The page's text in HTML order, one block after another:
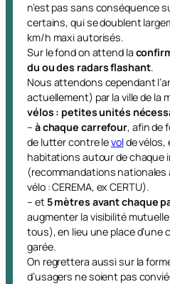
n’est pas sans conséquence
certains, qui se doublent
km/h maxi autorisés.
Sur le fond on attend la
du ou des radars flashant.
Nous attendons cependant
actuellement) par la ville de la
vélos : petites unités
– à chaque carrefour, afin de
de lutter contre levolde vélos,
habitations autour de chaque
(recommandations nationales
vélo : CEREMA, ex CERTU).
– et 5 mètres avant chaque
augmenter la visibilité
tous), en lieu une place d’une
garée.
On regrettera aussi sur la
d’usagers ne soient pas